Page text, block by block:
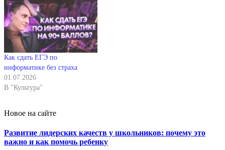
Как сдать ЕГЭ по
информатике без страха
01.07.2026
В "Культура"
Новое на сайте
Развитие лидерских качеств у школьников: почему это
важно и как помочь ребенку